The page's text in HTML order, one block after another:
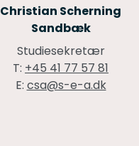
Christian Scherning
Sandbæk
Studiesekretær
T: +45 41 77 57 81
E: csa@s-e-a.dk